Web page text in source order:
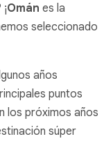
Omán es la
seleccionado
años
puntos
los próximos años
súper